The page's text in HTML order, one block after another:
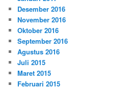
Desember 2016
November 2016
Oktober 2016
September 2016
Agustus 2016
Juli 2015
Maret 2015
Februari 2015